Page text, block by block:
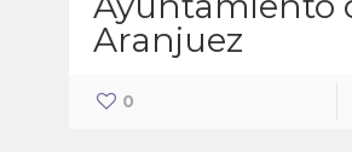
Aranjuez
0